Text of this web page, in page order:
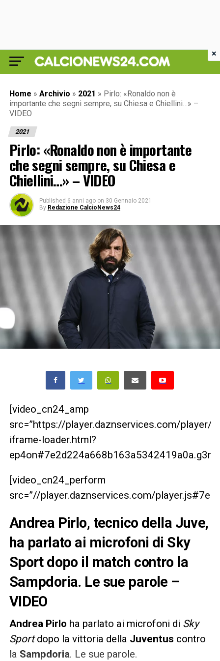
Home » Archivio » 2021 » Pirlo: «Ronaldo non è
importante che segni sempre, su Chiesa e Chiellini…» –
VIDEO
2021
Pirlo: «Ronaldo non è importante
che segni sempre, su Chiesa e
Chiellini…» – VIDEO
Published 6 anni ago on 30 Gennaio 2021
By Redazione CalcioNews24
[video_cn24_amp
src=”https://player.daznservices.com/player/
iframe-loader.html?
[video_cn24_perform
src=”//player.daznservices.com/
Andrea Pirlo, tecnico della Juve,
ha parlato ai microfoni di Sky
Sport dopo il match contro la
Sampdoria. Le sue parole –
VIDEO
Andrea Pirlo ha parlato ai microfoni di Sky
Sportdopo la vittoria della Juventus contro
la Sampdoria. Le sue parole.
×